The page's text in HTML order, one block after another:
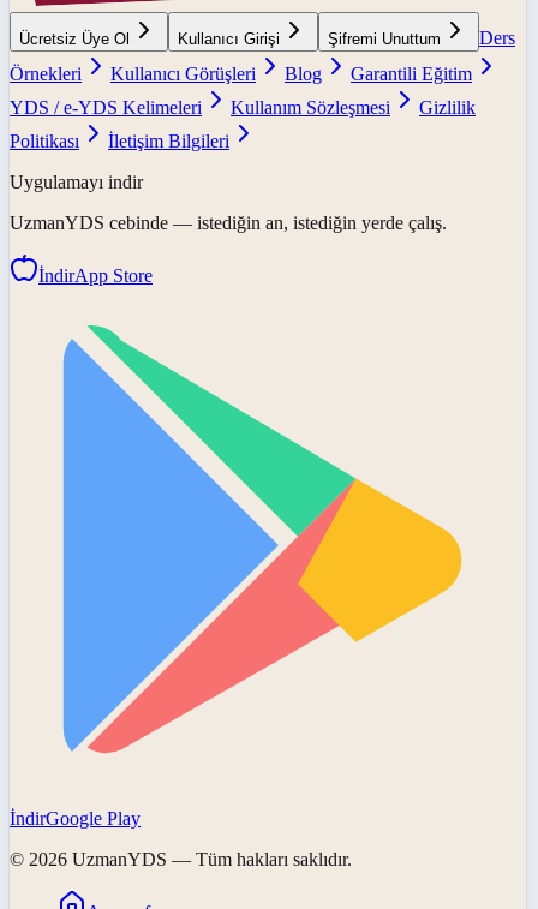
Ücretsiz Üye Ol Kullanıcı Girişi Şifremi Unuttum
Ders
Örnekleri
Kullanıcı Görüşleri Blog
Garantili Eğitim
YDS / e-YDS Kelimeleri
Kullanım Sözleşmesi
Gizlilik
Politikası
İletişim Bilgileri
Uygulamayı indir
UzmanYDS cebinde — istediğin an, istediğin yerde çalış.
İndirApp Store
İndirGoogle Play
© 2026 UzmanYDS — Tüm hakları saklıdır.